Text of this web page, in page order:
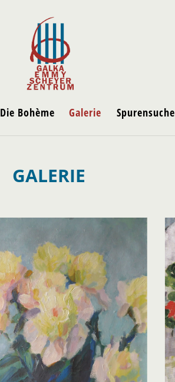
Die Bohème Galerie Spurensuche
GALERIE